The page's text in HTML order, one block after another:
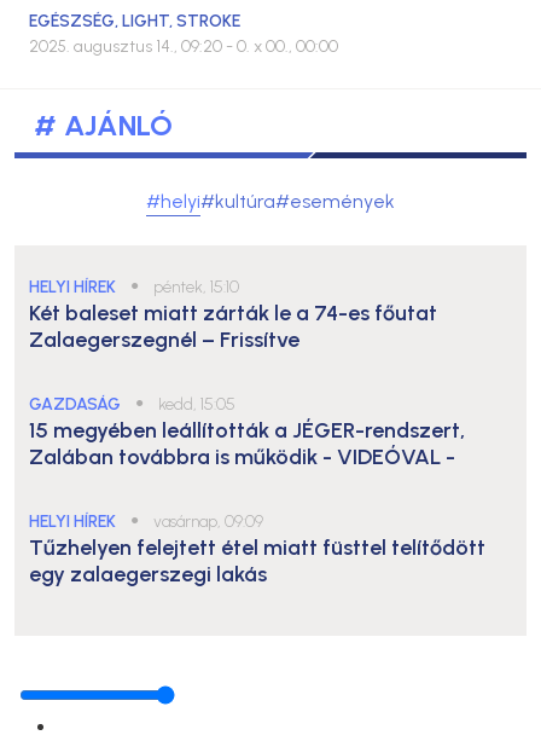
EGÉSZSÉG,LIGHT,STROKE
2025. augusztus 14., 09:20 - 0. x 00., 00:00
# AJÁNLÓ
#helyi#kultúra#események
HELYI HÍREK ● péntek, 15:10
Két baleset miatt zárták le a 74-es főutat
Zalaegerszegnél – Frissítve
GAZDASÁG ● kedd, 15:05
15 megyében leállították a JÉGER-rendszert,
Zalában továbbra is működik - VIDEÓVAL -
HELYI HÍREK ● vasárnap, 09:09
Tűzhelyen felejtett étel miatt füsttel telítődött
egy zalaegerszegi lakás